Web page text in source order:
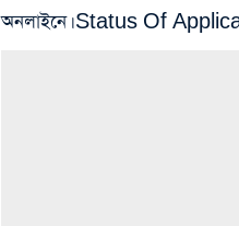
অনলাইনে। Status Of